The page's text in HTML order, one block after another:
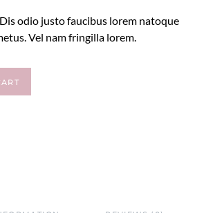
odio justo faucibus lorem natoque
Vel nam fringilla lorem.